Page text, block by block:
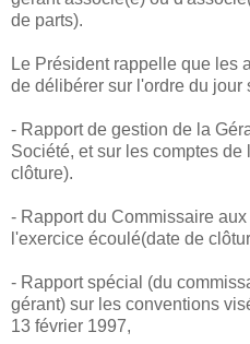
de parts).
Le Président rappelle que les
de délibérer sur l'ordre du jour
- Rapport de gestion de la
Société, et sur les comptes
clôture).
- Rapport du Commissaire
l'exercice écoulé(date de
- Rapport spécial (du
gérant) sur les conventions
13 février 1997,